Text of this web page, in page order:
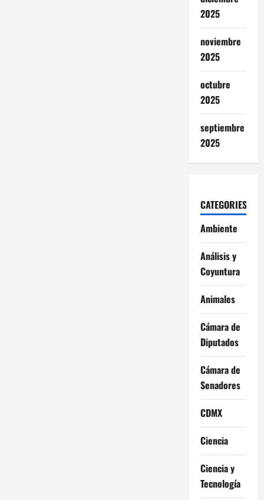
2025
noviembre
2025
octubre
2025
septiembre
2025
CATEGORIES
Ambiente
Análisis y
Coyuntura
Animales
Cámara de
Diputados
Cámara de
Senadores
CDMX
Ciencia
Ciencia y
Tecnología